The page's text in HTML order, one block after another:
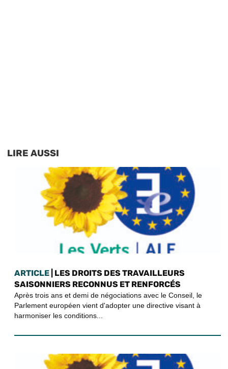
LIRE AUSSI
ARTICLE | LES DROITS DES TRAVAILLEURS
SAISONNIERS RECONNUS ET RENFORCÉS
Après trois ans et demi de négociations avec le Conseil, le
Parlement européen vient d'adopter une directive visant à
harmoniser les conditions...